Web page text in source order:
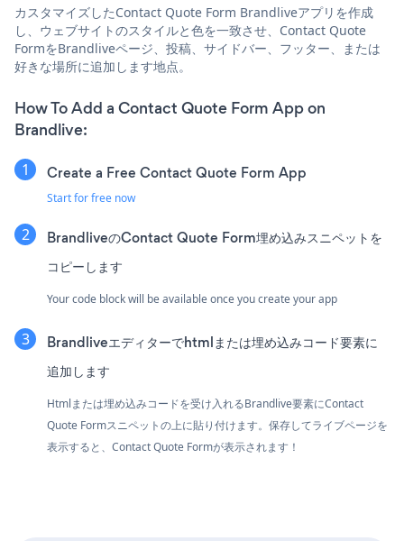
カスタマイズしたContact Quote Form Brandliveアプリを作成
し、ウェブサイトのスタイルと色を一致させ、Contact Quote
FormをBrandliveページ、投稿、サイドバー、フッター、または
好きな場所に追加します地点。
How To Add a Contact Quote Form App on
Brandlive:
Create a Free Contact Quote Form App
Start for free now
BrandliveのContact Quote Form埋め込みスニペットを
コピーします
Your code block will be available once you create your app
Brandliveエディターでhtmlまたは埋め込みコード要素に
追加します
Htmlまたは埋め込みコードを受け入れるBrandlive要素にContact
Quote Formスニペットの上に貼り付けます。保存してライブページを
表示すると、Contact Quote Formが表示されます！